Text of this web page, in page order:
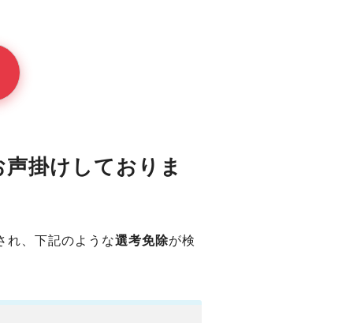
掛けしておりま
れ、下記のような選考免除が検